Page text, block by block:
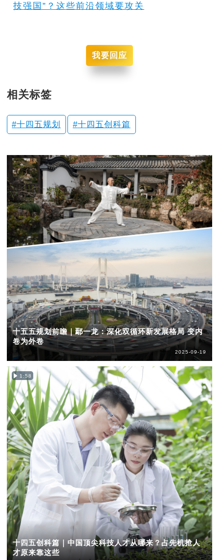
技强国”？这些前沿领域要攻关
我要回应
相关标签
十四五规划 十四五创科篇
十五五规划前瞻｜鄢一龙：深化双循环新发展格局 变内
卷为外卷
2025-09-19
1:58
十四五创科篇｜中国顶尖科技人才从哪来？占先机抢人
才原来靠这些